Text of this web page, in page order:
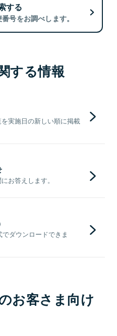
する
号をお調べします。
する情報
実施日の新しい順に掲載
お答えします。
ダウンロードできま
お客さま向け